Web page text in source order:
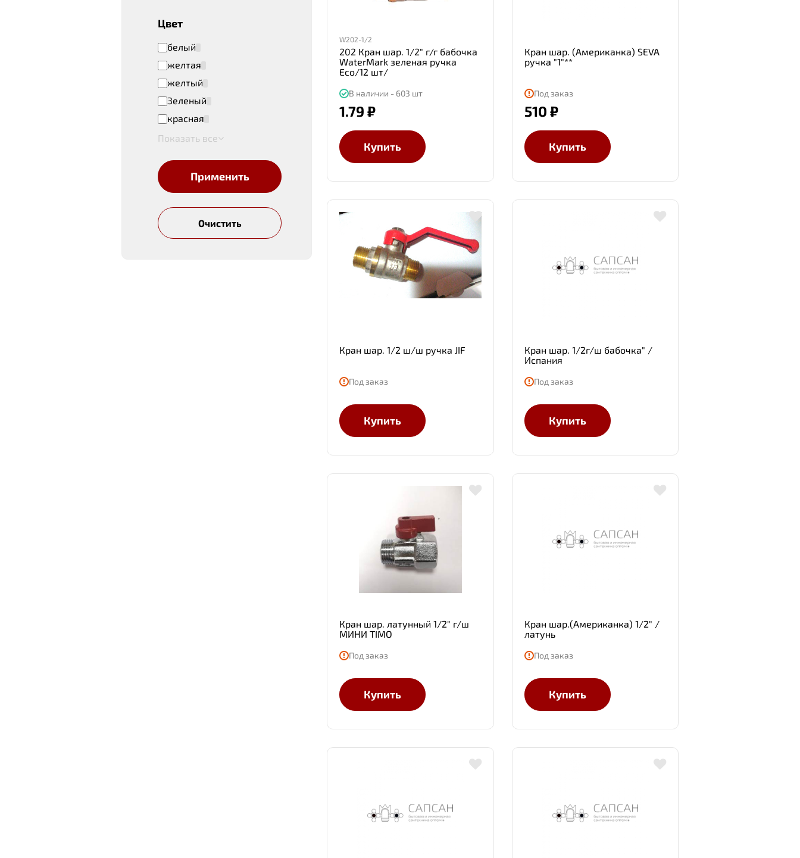
Цвет
белый
желтая
желтый
Зеленый
красная
Показать все
W202-1/2
202 Кран шар. 1/2" г/г бабочка
WaterMark зеленая ручка
Eco/12 шт/
В наличии - 603 шт
1.79 ₽
Купить
Кран шар. (Американка) SEVA
ручка "1"**
Под заказ
510 ₽
Купить
Кран шар. 1/2 ш/ш ручка JIF
Под заказ
Купить
Кран шар. 1/2г/ш бабочка" /
Испания
Под заказ
Купить
Кран шар. латунный 1/2" г/ш
МИНИ TIMO
Под заказ
Купить
Кран шар.(Американка) 1/2" /
латунь
Под заказ
Купить